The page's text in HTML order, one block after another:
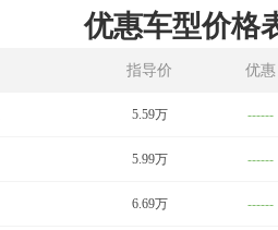
优惠车型价格
指导价 优惠
5.59万 ------
5.99万 ------
6.69万 ------